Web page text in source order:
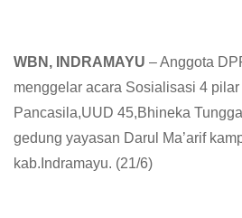
WBN, INDRAMAYU – Anggota
menggelar acara Sosialisasi 4
Pancasila,UUD 45,Bhineka
gedung yayasan Darul Ma’arif
kab.Indramayu. (21/6)